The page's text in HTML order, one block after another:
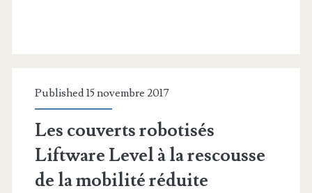
Published 15 novembre 2017
Les couverts robotisés
Liftware Level à la rescousse
de la mobilité réduite